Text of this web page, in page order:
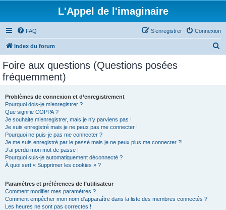
L'Appel de l'imaginaire
FAQ Connexion
S’enregistrer
Index du forum
Foire aux questions (Questions posées
fréquemment)
Problèmes de connexion et d’enregistrement
Pourquoi dois-je m’enregistrer ?
Que signifie COPPA ?
Je souhaite m’enregistrer, mais je n’y parviens pas !
Je suis enregistré mais je ne peux pas me connecter !
Pourquoi ne puis-je pas me connecter ?
Je me suis enregistré par le passé mais je ne peux plus me connecter ?!
J’ai perdu mon mot de passe !
Pourquoi suis-je automatiquement déconnecté ?
À quoi sert « Supprimer les cookies » ?
Paramètres et préférences de l’utilisateur
Comment modifier mes paramètres ?
Comment empêcher mon nom d’apparaître dans la liste des membres connectés ?
Les heures ne sont pas correctes !